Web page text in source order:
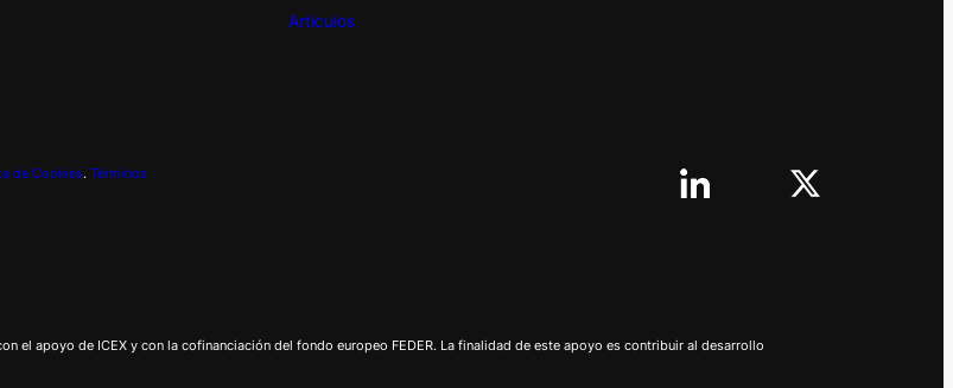
Artículos
de Cookies. Términos
el apoyo de ICEX y con la cofinanciación del fondo europeo FEDER. La finalidad de este apoyo es contribuir al desarrollo